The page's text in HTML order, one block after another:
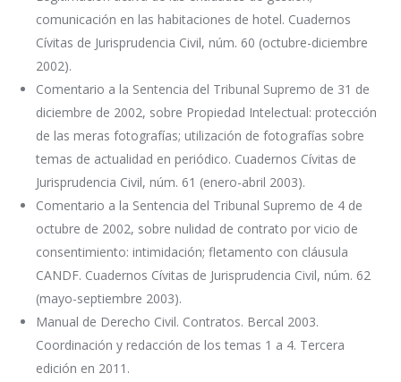
comunicación en las habitaciones de hotel. Cuadernos
Cívitas de Jurisprudencia Civil, núm. 60 (octubre-diciembre
2002).
Comentario a la Sentencia del Tribunal Supremo de 31 de
diciembre de 2002, sobre Propiedad Intelectual: protección
de las meras fotografías; utilización de fotografías sobre
temas de actualidad en periódico. Cuadernos Cívitas de
Jurisprudencia Civil, núm. 61 (enero-abril 2003).
Comentario a la Sentencia del Tribunal Supremo de 4 de
octubre de 2002, sobre nulidad de contrato por vicio de
consentimiento: intimidación; fletamento con cláusula
CANDF. Cuadernos Cívitas de Jurisprudencia Civil, núm. 62
(mayo-septiembre 2003).
Manual de Derecho Civil. Contratos. Bercal 2003.
Coordinación y redacción de los temas 1 a 4. Tercera
edición en 2011.